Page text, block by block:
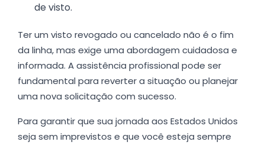
de visto.
Ter um visto revogado ou cancelado não é o fim
da linha, mas exige uma abordagem cuidadosa e
informada. A assistência profissional pode ser
fundamental para reverter a situação ou planejar
uma nova solicitação com sucesso.
Para garantir que sua jornada aos Estados Unidos
seja sem imprevistos e que você esteja sempre